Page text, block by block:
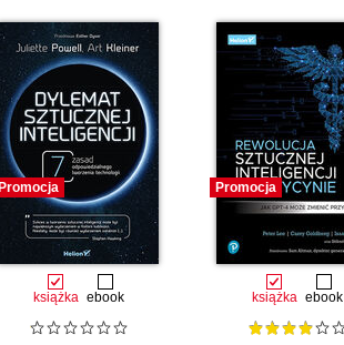
Promocja
książka ebook
Promocja
książka ebook